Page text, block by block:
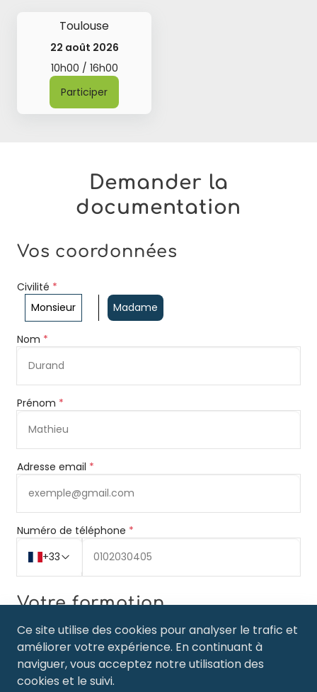
Ce site utilise des cookies pour analyser le trafic et
améliorer votre expérience. En continuant à
naviguer, vous acceptez notre utilisation des
cookies et le suivi.
Toulouse
22 août 2026
10h00 / 16h00
Participer
Demander la
documentation
Vos coordonnées
Civilité *
Monsieur
Madame
Nom *
Prénom *
Adresse email *
Numéro de téléphone *
+33
Votre formation
Formation souhaité*